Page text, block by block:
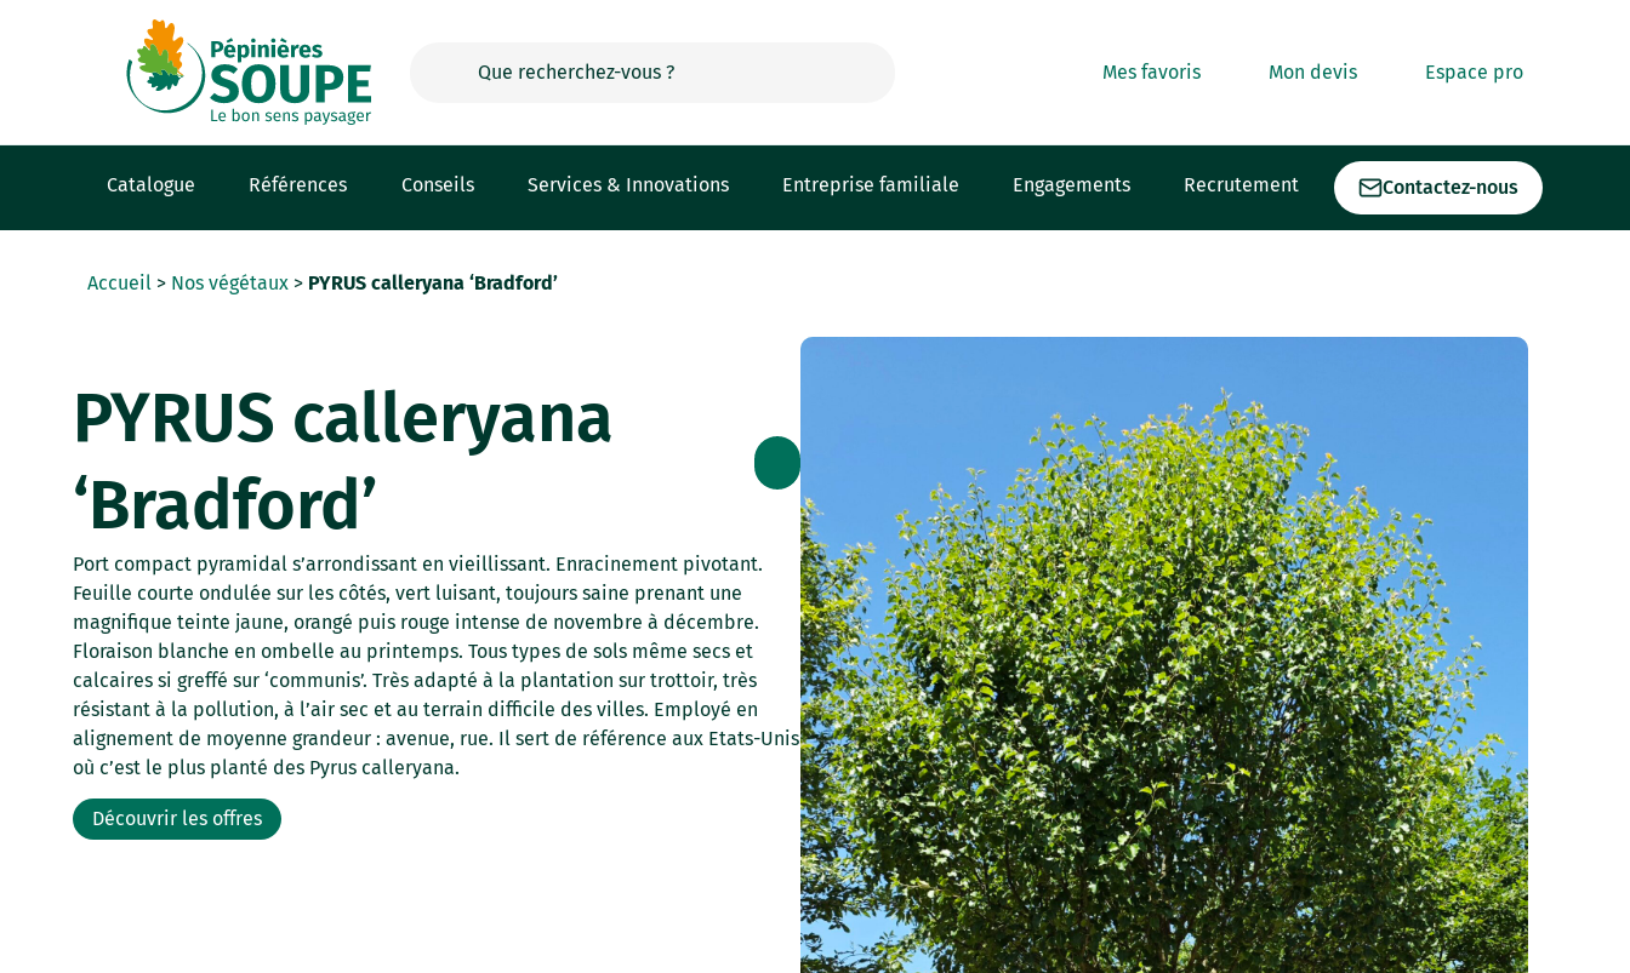
Mes favoris Mon devis Espace pro
Catalogue Références Conseils Services & Innovations Entreprise familiale Engagements Recrutement Contactez-nous
Accueil > Nos végétaux > PYRUS calleryana ‘Bradford’
PYRUS calleryana
‘Bradford’
Port compact pyramidal s’arrondissant en vieillissant. Enracinement pivotant.
Feuille courte ondulée sur les côtés, vert luisant, toujours saine prenant une
magnifique teinte jaune, orangé puis rouge intense de novembre à décembre.
Floraison blanche en ombelle au printemps. Tous types de sols même secs et
calcaires si greffé sur ‘communis’. Très adapté à la plantation sur trottoir, très
résistant à la pollution, à l’air sec et au terrain difficile des villes. Employé en
alignement de moyenne grandeur : avenue, rue. Il sert de référence aux Etats-Unis
où c’est le plus planté des Pyrus calleryana.
Découvrir les offres